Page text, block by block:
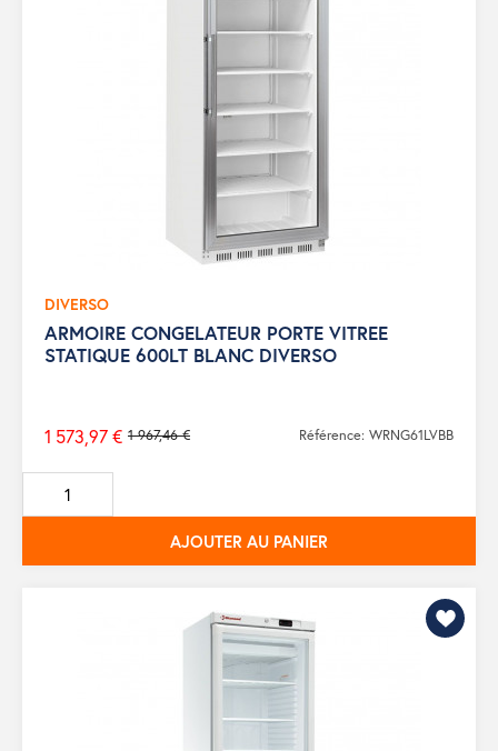
DIVERSO
ARMOIRE CONGELATEUR PORTE VITREE
STATIQUE 600LT BLANC DIVERSO
Prix
de
base
1 967,46 €
1 573,97 € Référence: WRNG61LVBB
AJOUTER AU PANIER